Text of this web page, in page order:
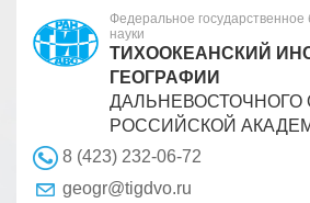
Федеральное
науки
ТИХООКЕАНСКИЙ
ГЕОГРАФИИ
ДАЛЬНЕВОСТОЧНОГО
РОССИЙСКОЙ
8 (423) 232-06-72
geogr@tigdvo.ru